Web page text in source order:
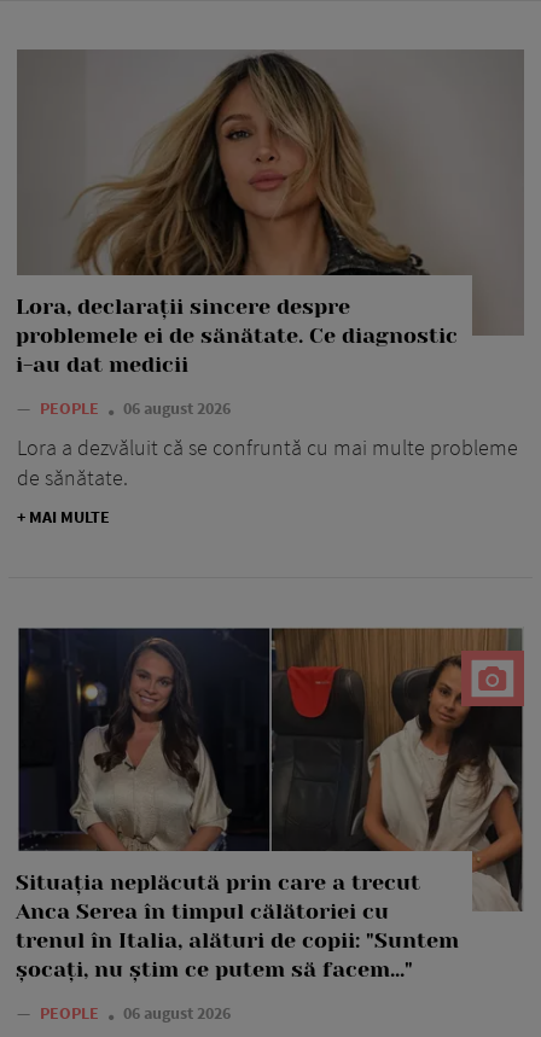
Lora, declarații sincere despre
problemele ei de sănătate. Ce diagnostic
i-au dat medicii
— PEOPLE 06 august 2026
Lora a dezvăluit că se confruntă cu mai multe probleme
de sănătate.
+ MAI MULTE
Situația neplăcută prin care a trecut
Anca Serea în timpul călătoriei cu
trenul în Italia, alături de copii: "Suntem
șocați, nu știm ce putem să facem..."
— PEOPLE 06 august 2026